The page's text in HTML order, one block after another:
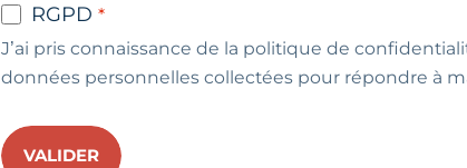
RGPD
J’ai pris connaissance de la politique de
données personnelles collectées pour répondre à
VALIDER